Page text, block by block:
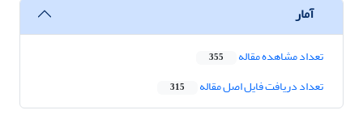
آمار
تعداد مشاهده مقاله 355
تعداد دریافت فایل اصل مقاله 315